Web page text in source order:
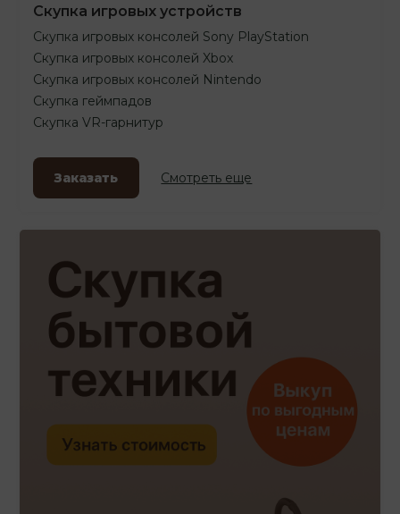
Скупка игровых устройств
Скупка игровых консолей Sony PlayStation
Скупка игровых консолей Xbox
Скупка игровых консолей Nintendo
Скупка геймпадов
Скупка VR-гарнитур
Заказать Смотреть еще